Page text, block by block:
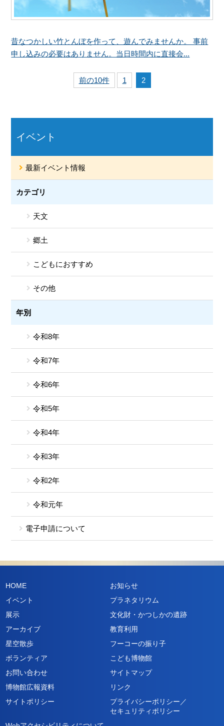
イベント
最新イベント情報
カテゴリ
天文
郷土
こどもにおすすめ
その他
年別
令和8年
令和7年
令和6年
令和5年
令和4年
令和3年
令和2年
令和元年
電子申請について
昔なつかしい竹とんぼを作って、遊んでみませんか。 事前
申し込みの必要はありません。当日時間内に直接会...
前の10件 1 2
HOME
お知らせ
イベント
プラネタリウム
展示
文化財・かつしかの遺跡
アーカイブ
教育利用
星空散歩
フーコーの振り子
ボランティア
こども博物館
お問い合わせ
サイトマップ
博物館広報資料
リンク
サイトポリシー
プライバシーポリシー／
セキュリティポリシー